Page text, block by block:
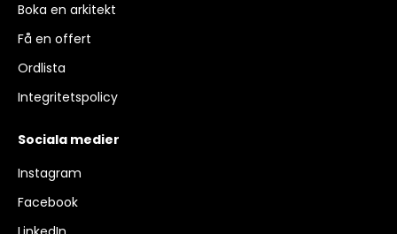
Boka en arkitekt
Få en offert
Ordlista
Integritetspolicy
Sociala medier
Instagram
Facebook